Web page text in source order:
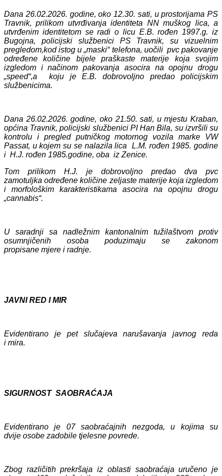
Dana 26.02.2026. godine, oko 12.30. sati, u prostorijama PS
Travnik, prilikom utvrđivanja identiteta NN muškog lica, a
utvrđenim identitetom se radi o licu E.B. rođen 1997.g. iz
Bugojna, policijski službenici PS Travnik, su vizuelnim
pregledom,kod istog u „maski“ telefona, uočili pvc pakovanje
određene količine bijele praškaste materije koja svojim
izgledom i načinom pakovanja asocira na opojnu drogu
„speed“,a
koju je E.B. dobrovoljno predao policijskim
službenicima.
Dana 26.02.2026. godine, oko 21.50. sati, u mjestu Kraban,
općina Travnik, policijski službenici PI Han Bila, su izvršili su
kontrolu i pregled putničkog motornog vozila marke VW
Passat, u kojem su se nalazila lica L.M. rođen 1985. godine
i H.J. rođen 1985.godine, oba iz Zenice.
Tom prilikom H.J. je dobrovoljno predao dva pvc
zamotuljkaodređene količine zeljaste materije koja izgledom
i morfološkim karakteristikama asocira na opojnu drogu
„cannabis“.
U saradnji sa nadležnim kantonalnim tužilaštvom protiv
osumnjičenih osoba poduzimaju se zakonom
propisane mjere i radnje.
JAVNI RED I MIR
Evidentirano je pet slučajeva narušavanja javnog reda
i mira.
SIGURNOST SAOBRAĆAJA
Evidentirano je 07saobraćajnih nezgoda, u kojima su
dvije osobe zadobile tjelesne povrede.
Zbog različitih prekršaja iz oblasti saobraćaja uručeno je